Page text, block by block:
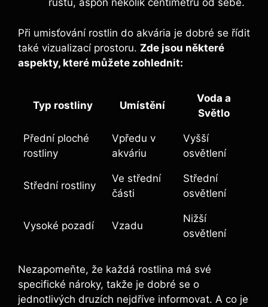
růstu,​ aspoň několik centimetrů od sebe.
Při umisťování rostlin‌ do akvária je dobré​ se řídit
také⁤ vizualizací prostoru. Zde jsou některé
aspekty, které⁤ můžete zohlednit:
Typ rostliny Umístění
Voda⁣ a
Světlo
Přední ploché
rostliny
Vpředu v
akváriu
Vyšší
osvětlení
Střední rostliny
Ve střední
⁣části
Střední
osvětlení
Vysoké pozadí Vzadu
Nižší
osvětlení
Nezapomeňte, že každá rostlina má své
specifické nároky, takže ​je dobré se o
jednotlivých druzích nejdříve⁢ informovat. A co je